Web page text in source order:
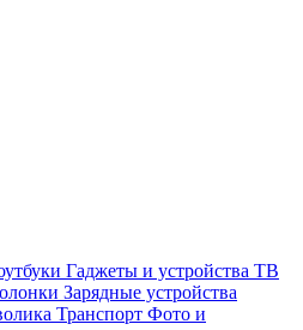
Гаджеты и устройства ТВ
Зарядные устройства
Транспорт Фото и